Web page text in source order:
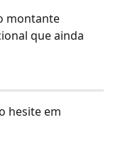
montante
que ainda
hesite em